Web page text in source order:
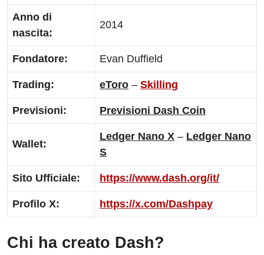
Anno di
nascita:
2014
Fondatore: Evan Duffield
Trading: eToro – Skilling
Previsioni: Previsioni Dash Coin
Wallet:
Ledger Nano X – Ledger Nano
S
Sito Ufficiale: https://www.dash.org/it/
Profilo X: https://x.com/Dashpay
Chi ha creato Dash?